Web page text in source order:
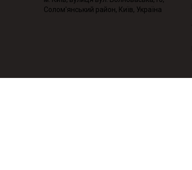
Солом'янський район, Київ, Україна